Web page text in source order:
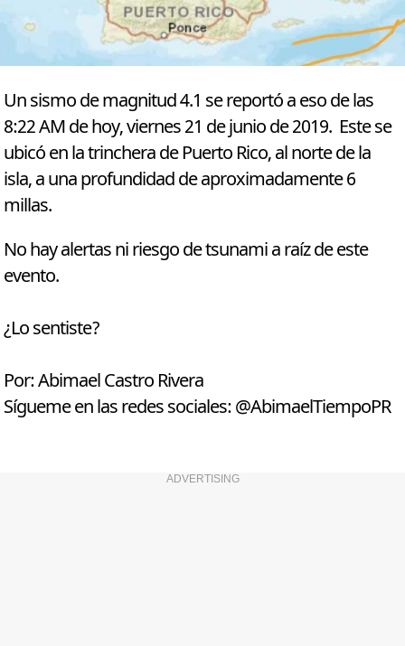
Un sismo de magnitud 4.1 se reportó a eso de las
8:22 AM de hoy, viernes 21 de junio de 2019. Este se
ubicó en la trinchera de Puerto Rico, al norte de la
isla, a una profundidad de aproximadamente 6
millas.
No hay alertas ni riesgo de tsunami a raíz de este
evento.
¿Lo sentiste?
Por: Abimael Castro Rivera
Sígueme en las redes sociales: @AbimaelTiempoPR
ADVERTISING